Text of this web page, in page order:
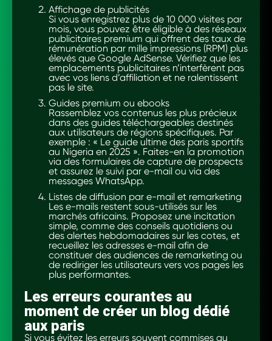
Affichage de publicités
Si vous enregistrez plus de 10 000 visites par
mois, vous pouvez être éligible à des réseaux
publicitaires premium qui offrent des taux de
rémunération par mille impressions (RPM) plus
élevés que Google AdSense. Vérifiez que les
emplacements publicitaires n’interfèrent pas
avec vos liens d’affiliation et ne ralentissent
pas le site.
Guides premium ou ebooks
Rassemblez vos contenus les plus précieux
dans des guides téléchargeables destinés
aux utilisateurs de régions spécifiques. Par
exemple : « Le guide ultime des paris sportifs
au Nigeria en 2025 ». Faites-en la promotion
via des formulaires de capture de prospects
et assurez le suivi par e-mail ou via des
messages WhatsApp.
Listes de diffusion par e-mail et remarketing
Les e-mails restent sous-utilisés sur les
marchés africains. Proposez une incitation
simple, comme des conseils quotidiens ou
des alertes hebdomadaires sur les cotes, et
recueillez les adresses e-mail afin de
constituer des audiences de remarketing ou
de rediriger les utilisateurs vers vos pages les
plus performantes.
Les erreurs courantes au
moment de créer un blog dédié
aux paris
Si vous évitez les erreurs souvent commises au